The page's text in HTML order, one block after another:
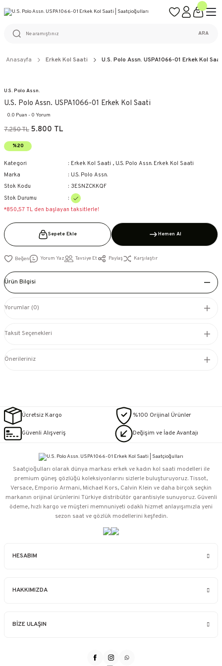
%100 ORİJİNAL ÜRÜN GARANTİSİ
ARA
Anasayfa Erkek Kol Saati U.S. Polo Assn. USPA1066-01 Erkek Kol
U.S. Polo Assn.
U.S. Polo Assn. USPA1066-01 Erkek Kol Saati
0.0 Puan - 0 Yorum
7.250 TL 5.800 TL
%20
Kategori Erkek Kol Saati , U.S. Polo Assn. Erkek Kol Saati
Marka
U.S. Polo Assn.
Stok Kodu
3ESNZCKKQF
Stok Durumu
*850,57 TL den başlayan taksitlerle!
Sepete Ekle Hemen Al
Yorum Yaz Tavsiye Et Paylaş Karşılaştır
Ürün Bilgisi
Yorumlar (0)
Taksit Seçenekleri
Önerileriniz
Ücretsiz Kargo %100 Orijinal Ürünler
Güvenli Alışveriş Değişim ve İade Avantajı
HESABIM
HAKKIMIZDA
BİZE ULAŞIN
Saatçioğulları⁠ olarak dünya markası erkek ve kadın kol saati modelleri ile
premium güneş gözlüğü koleksiyonlarını sizlerle buluşturuyoruz. Tissot,
Versace, Emporio Armani, Michael Kors, Calvin Klein ve daha birçok seçkin
markanın orijinal ürünlerini Türkiye distribütör garantisiyle sunuyoruz. Güvenli
ödeme, hızlı kargo ve müşteri memnuniyeti odaklı hizmet anlayışımızla yeni
sezon saat ve gözlük modellerini keşfedin.